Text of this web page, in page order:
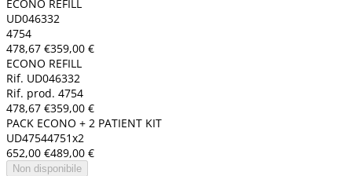
ECONO REFILL
UD046332
4754
478,67 €359,00 €
ECONO REFILL
Rif. UD046332
Rif. prod. 4754
478,67 €359,00 €
PACK ECONO + 2 PATIENT KIT
UD47544751x2
652,00 €489,00 €
Non disponibile